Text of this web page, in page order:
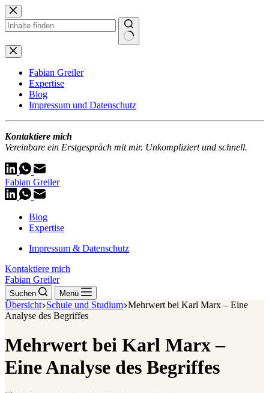
Zum
Inhalt
springen
Keine
Ergebnisse
Fabian Greiler
Expertise
Blog
Impressum und Datenschutz
Kontaktiere mich
Vereinbare ein Erstgespräch mit mir. Unkompliziert und schnell.
Fabian Greiler
Blog
Expertise
Impressum & Datenschutz
Kontaktiere mich
Fabian Greiler
Suchen Menü
Übersicht Schule und Studium Mehrwert bei Karl Marx – Eine
Analyse des Begriffes
Mehrwert bei Karl Marx –
Eine Analyse des Begriffes